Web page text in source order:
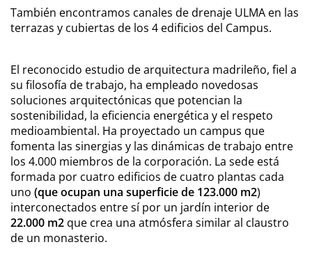
También encontramos canales de drenaje ULMA en las
terrazas y cubiertas de los 4 edificios del Campus.
El reconocido estudio de arquitectura madrileño, fiel a
su filosofía de trabajo, ha empleado novedosas
soluciones arquitectónicas que potencian la
sostenibilidad, la eficiencia energética y el respeto
medioambiental. Ha proyectado un campus que
fomenta las sinergias y las dinámicas de trabajo entre
los 4.000 miembros de la corporación. La sede está
formada por cuatro edificios de cuatro plantas cada
uno (que ocupan una superficie de 123.000 m2)
interconectados entre sí por un jardín interior de
22.000 m2 que crea una atmósfera similar al claustro
de un monasterio.